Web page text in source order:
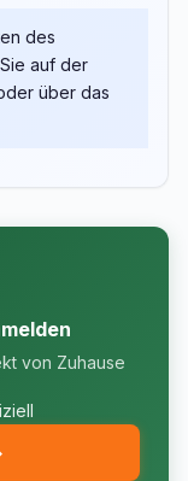
des
auf der
über das
von Zuhause